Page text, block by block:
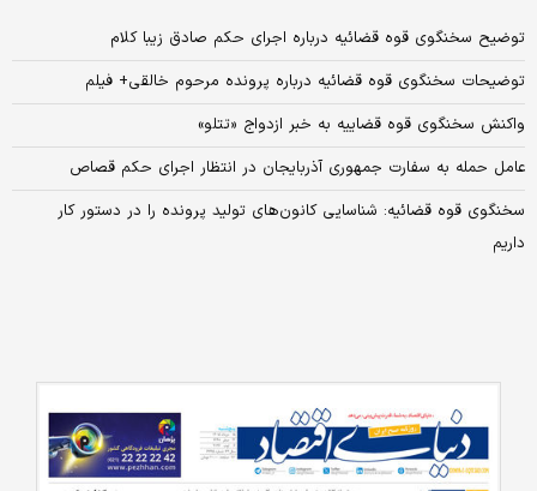
توضیح سخنگوی قوه قضائیه درباره اجرای حکم صادق زیبا کلام
توضیحات سخنگوی قوه قضائیه درباره پرونده مرحوم خالقی+ فیلم
واکنش سخنگوی قوه قضاییه به خبر ازدواج «تتلو»
عامل حمله به سفارت جمهوری آذربایجان در انتظار اجرای حکم قصاص
سخنگوی قوه قضائیه: شناسایی کانون‌های تولید پرونده را در دستور کار
داریم